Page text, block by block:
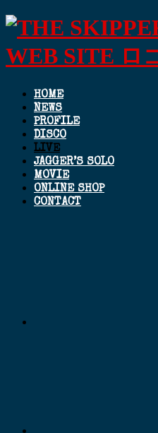
HOME
NEWS
PROFILE
DISCO
LIVE
JAGGER’S SOLO
MOVIE
ONLINE SHOP
CONTACT